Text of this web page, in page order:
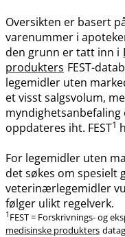
Oversikten er basert
varenummer i
den grunn er tatt inn i
produkters FEST-
legemidler uten
et visst salgsvolum,
myndighetsanbefaling
oppdateres iht. FEST1
For legemidler uten
det søkes om spesielt
veterinærlegemidler
følger ulikt regelverk.
1 FEST = Forskrivnings- og
medisinske produkters